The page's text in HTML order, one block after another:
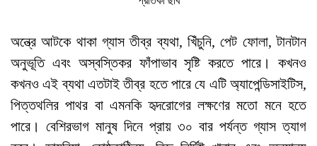
অন্ত্রে আটকে থাকা গ্যাস তীব্র ব্যথা, খিঁচুনি, পেট ফোলা, টানটান
অনুভূতি এবং অস্বস্তিকর ফাঁপাভাব সৃষ্টি করতে পারে। কখনও
কখনও এই ব্যথা এতটাই তীব্র হতে পারে যে এটি অ্যাপেন্ডিসাইটিস,
পিত্তথলির পাথর বা এমনকি হৃদরোগের লক্ষণের মতো মনে হতে
পারে। বেশিরভাগ মানুষ দিনে প্রায় ৩০ বার পর্যন্ত গ্যাস ত্যাগ